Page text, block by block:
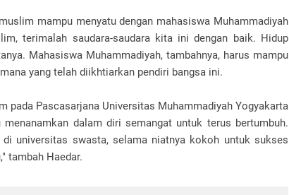
mampu menyatu dengan mahasiswa Muhammadiyah
terimalah saudara-saudara kita ini dengan baik. Hidup
Mahasiswa Muhammadiyah, tambahnya, harus mampu
yang telah diikhtiarkan pendiri bangsa ini.
pada Pascasarjana Universitas Muhammadiyah Yogyakarta
dalam diri semangat untuk terus bertumbuh.
universitas swasta, selama niatnya kokoh untuk sukses
tambah Haedar.